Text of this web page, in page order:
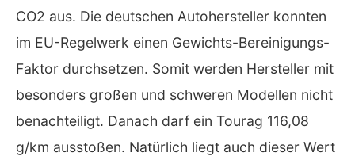
CO2 aus. Die deutschen Autohersteller konnten
im EU-Regelwerk einen Gewichts-Bereinigungs-
Faktor durchsetzen. Somit werden Hersteller mit
besonders großen und schweren Modellen nicht
benachteiligt. Danach darf ein Tourag 116,08
g/km ausstoßen. Natürlich liegt auch dieser Wert